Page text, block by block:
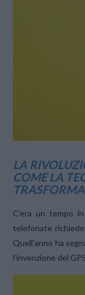
LA
COME LA
C’era un tempo
telefonate
Quell’anno ha
l’invenzione del